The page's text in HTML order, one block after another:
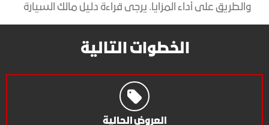
والطريق على أداء المزايا. يرجى قراءة دليل مالك السيارة
الخطوات التالية
العروض الحالية